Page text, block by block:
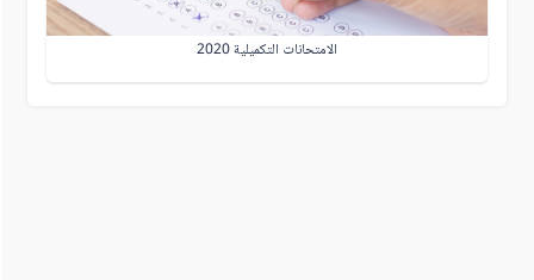
الامتحانات التكميلية 2020